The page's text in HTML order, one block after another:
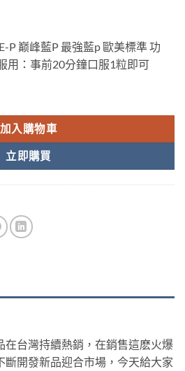
P 巅峰藍P 最強藍p 歐美標準 功
用：事前20分鐘口服1粒即可
加入購物車
立即購買
在台灣持續熱銷，在銷售這麽火爆
斷開發新品迎合市場，今天給大家